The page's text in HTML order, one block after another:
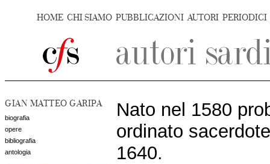
HOME CHI SIAMO PUBBLICAZIONI AUTORI PERIODICI
GIAN MATTEO GARIPA
biografia
opere
bibliografia
antologia
Nato nel 1580
ordinato
1640.